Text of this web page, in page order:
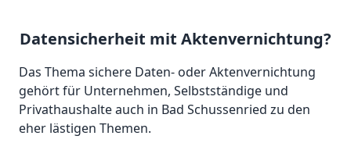
Datensicherheit mit Aktenvernichtung?
Das Thema sichere Daten- oder Aktenvernichtung
gehört für Unternehmen, Selbstständige und
Privathaushalte auch in Bad Schussenried zu den
eher lästigen Themen.